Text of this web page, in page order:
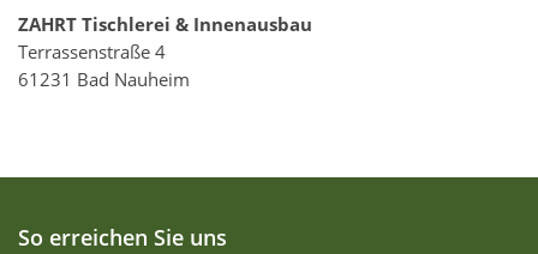
ZAHRT Tischlerei & Innenausbau
Terrassenstraße 4
61231 Bad Nauheim
So erreichen Sie uns